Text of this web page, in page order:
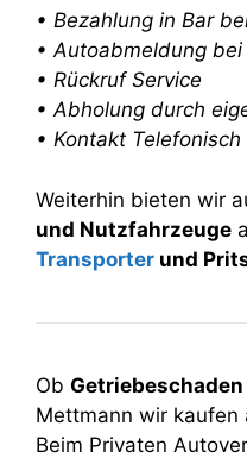
• Bezahlung in Bar
• Autoabmeldung
• Rückruf Service
• Abholung durch
• Kontakt
Weiterhin bieten wir
und Nutzfahrzeuge
Transporter und
Ob Getriebeschaden
Mettmann wir kaufen
Beim Privaten